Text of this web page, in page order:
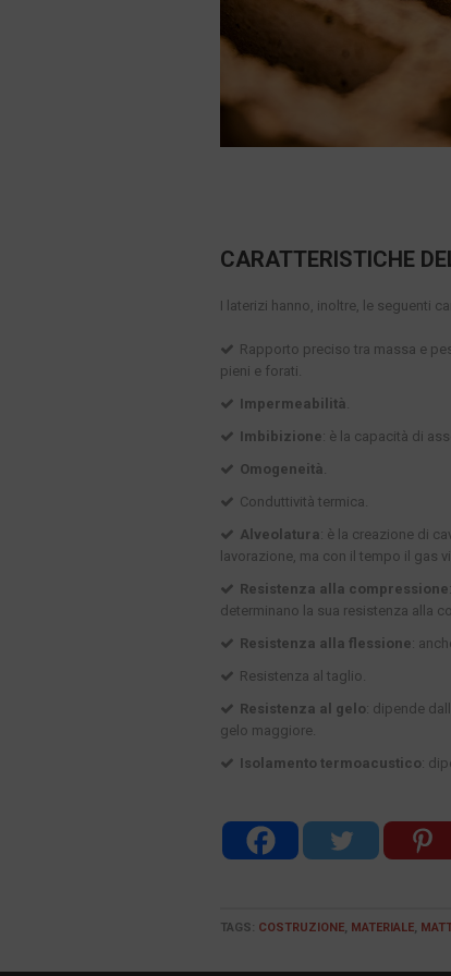
CARATTERISTICHE
I laterizi hanno, inoltre, le seguenti
Rapporto preciso tra massa e
pieni e forati.
Impermeabilità.
Imbibizione: è la capacità di
Omogeneità.
Conduttività termica.
Alveolatura: è la creazione di
lavorazione, ma con il tempo il gas
Resistenza alla compressione
determinano la sua resistenza alla
Resistenza alla flessione:
Resistenza al taglio.
Resistenza al gelo: dipende
gelo maggiore.
Isolamento termoacustico:
TAGS: COSTRUZIONE, MATERIALE,